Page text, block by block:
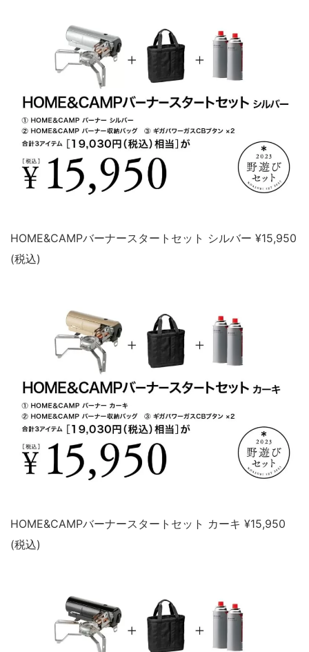
HOME&CAMPバーナースタートセット シルバー ¥15,950
(税込)
HOME&CAMPバーナースタートセット カーキ ¥15,950
(税込)